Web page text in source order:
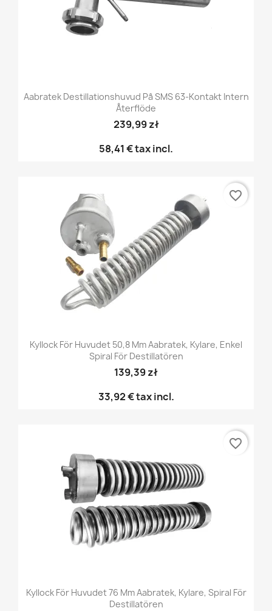
Aabratek Destillationshuvud På SMS 63-Kontakt Intern
Återflöde
239,99 zł
58,41 €tax incl.
Kyllock För Huvudet 50,8 Mm Aabratek, Kylare, Enkel
Spiral För Destillatören
139,39 zł
33,92 €tax incl.
favorite_border
Kyllock För Huvudet 76 Mm Aabratek, Kylare, Spiral För
Destillatören
favorite_border